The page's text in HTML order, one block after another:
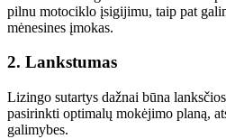
pilnu motociklo įsigijimu, taip pat
mėnesines įmokas.
2. Lankstumas
Lizingo sutartys dažnai būna
pasirinkti optimalų mokėjimo planą,
galimybes.